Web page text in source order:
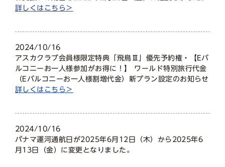
詳しくはこちら＞
2024/10/16
アスカクラブ会員様限定特典「飛鳥Ⅲ」優先予約権・【Eバ
ルコニーお一人様参加がお得に！】 ワールド特別旅行代金
（Eバルコニーお一人様割増代金）新プラン設定のお知らせ
詳しくはこちら＞
2024/10/16
パナマ運河通航日が2025年6月12日（木）から2025年6
月13日（金）に変更となりました。